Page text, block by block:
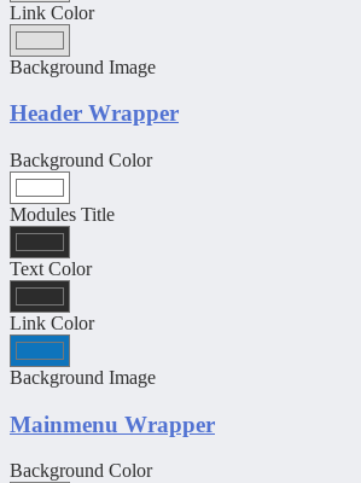
Link Color
Background Image
Header Wrapper
Background Color
Modules Title
Text Color
Link Color
Background Image
Mainmenu Wrapper
Background Color